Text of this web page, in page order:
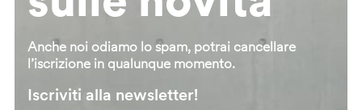
Anche noi odiamo lo spam, potrai cancellare
l’iscrizione in qualunque momento.
Iscriviti alla newsletter!